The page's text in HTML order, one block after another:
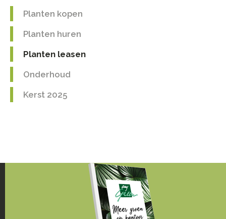
Planten kopen
Planten huren
Planten leasen
Onderhoud
Kerst 2025